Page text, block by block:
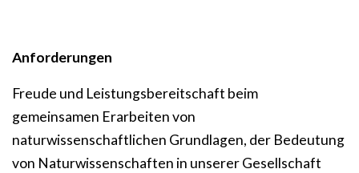
Anforderungen
Freude und Leistungsbereitschaft beim
gemeinsamen Erarbeiten von
naturwissenschaftlichen Grundlagen, der Bedeutung
von Naturwissenschaften in unserer Gesellschaft